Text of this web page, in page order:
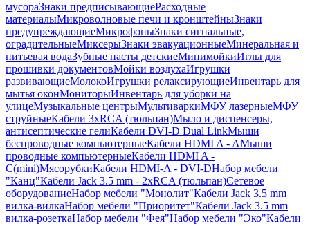
мусораЗнаки предписывающиеРасходные
материалыМикроволновые печи и кронштейныЗнаки
предупреждающиеМикрофоныЗнаки сигнальные,
оградительныеМиксерыЗнаки эвакуационныеМинеральная и
питьевая водаЗубные пасты детскиеМинимойкиИглы для
прошивки документовМойки воздухаИгрушки
развивающиеМолокоИгрушки релаксирующиеИнвентарь для
мытья оконМониторыИнвентарь для уборки на
улицеМузыкальные центрыМультиваркиМФУ лазерныеМФУ
струйныеКабели 3xRCA (тюльпан)Мыло и диспенсеры,
антисептические гелиКабели DVI-D Dual LinkМыши
беспроводные компьютерныеКабели HDMI A - AМыши
проводные компьютерныеКабели HDMI A -
C(mini)МясорубкиКабели HDMI-A - DVI-DНабор мебели
"Канц"Кабели Jack 3.5 mm - 2xRCA (тюльпан)Сетевое
оборудованиеНабор мебели "Монолит"Кабели Jack 3.5 mm
вилка-вилкаНабор мебели "Приоритет"Кабели Jack 3.5 mm
вилка-розеткаНабор мебели "Фея"Набор мебели "Эко"Кабели